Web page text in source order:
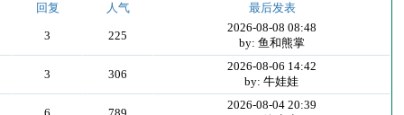
回复 人气 最后发表
3 225
2026-08-08 08:48
by: 鱼和熊掌
3 306
2026-08-06 14:42
by: 牛娃娃
2026-08-04 20:39